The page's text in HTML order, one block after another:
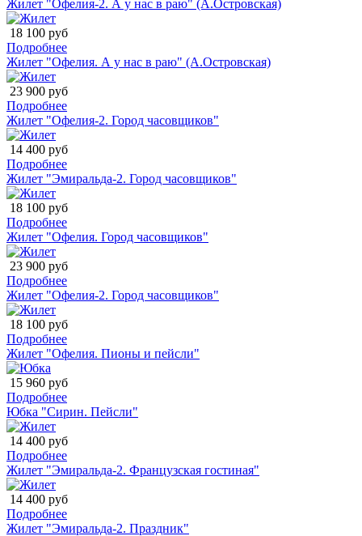
Жилет "Офелия-2. А у нас в раю" (А.Островская)
18 100 руб
Подробнее
Жилет "Офелия. А у нас в раю" (А.Островская)
23 900 руб
Подробнее
Жилет "Офелия-2. Город часовщиков"
14 400 руб
Подробнее
Жилет "Эмиральда-2. Город часовщиков"
18 100 руб
Подробнее
Жилет "Офелия. Город часовщиков"
23 900 руб
Подробнее
Жилет "Офелия-2. Город часовщиков"
18 100 руб
Подробнее
Жилет "Офелия. Пионы и пейсли"
15 960 руб
Подробнее
Юбка "Сирин. Пейсли"
14 400 руб
Подробнее
Жилет "Эмиральда-2. Французская гостиная"
14 400 руб
Подробнее
Жилет "Эмиральда-2. Праздник"